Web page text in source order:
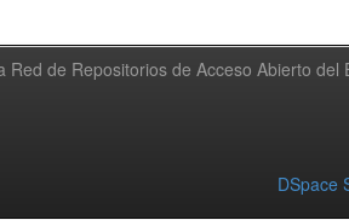
Red de Repositorios de Acceso Abierto del
DSpace